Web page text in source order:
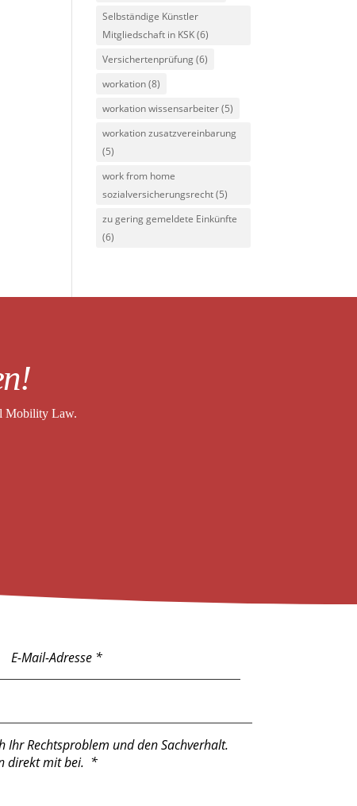
Selbständige Künstler
Mitgliedschaft in KSK(6)
Versichertenprüfung(6)
workation(8)
workation wissensarbeiter(5)
workation zusatzvereinbarung
(5)
work from home
sozialversicherungsrecht(5)
zu gering gemeldete Einkünfte
(6)
Mobility Law.